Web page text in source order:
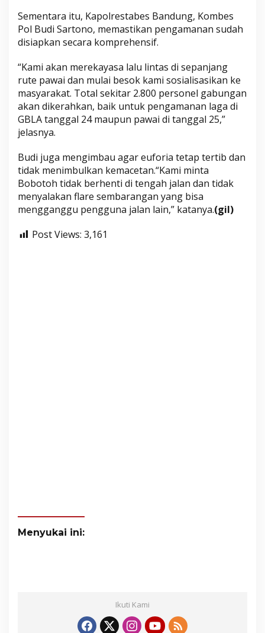
Sementara itu, Kapolrestabes Bandung, Kombes
Pol Budi Sartono, memastikan pengamanan sudah
disiapkan secara komprehensif.
“Kami akan merekayasa lalu lintas di sepanjang
rute pawai dan mulai besok kami sosialisasikan ke
masyarakat. Total sekitar 2.800 personel gabungan
akan dikerahkan, baik untuk pengamanan laga di
GBLA tanggal 24 maupun pawai di tanggal 25,”
jelasnya.
Budi juga mengimbau agar euforia tetap tertib dan
tidak menimbulkan kemacetan.“Kami minta
Bobotoh tidak berhenti di tengah jalan dan tidak
menyalakan flare sembarangan yang bisa
mengganggu pengguna jalan lain,” katanya.(gil)
Post Views: 3,161
Menyukai ini:
Ikuti Kami